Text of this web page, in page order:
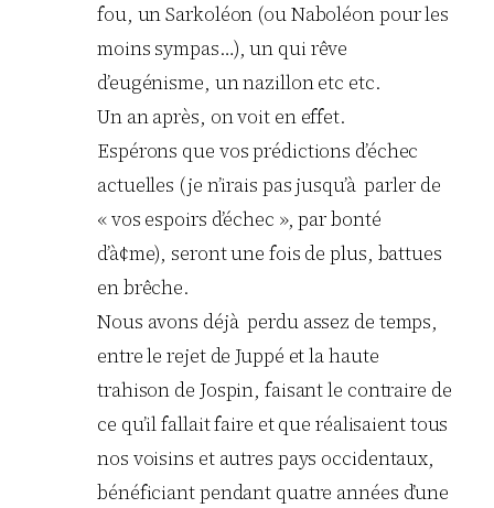
fou, un Sarkoléon (ou Naboléon pour les
moins sympas…), un qui rêve
d’eugénisme, un nazillon etc etc.
Un an après, on voit en effet.
Espérons que vos prédictions d’échec
actuelles (je n’irais pas jusqu’à parler de
« vos espoirs d’échec », par bonté
d’à¢me), seront une fois de plus, battues
en brêche.
Nous avons déjà perdu assez de temps,
entre le rejet de Juppé et la haute
trahison de Jospin, faisant le contraire de
ce qu’il fallait faire et que réalisaient tous
nos voisins et autres pays occidentaux,
bénéficiant pendant quatre années d’une